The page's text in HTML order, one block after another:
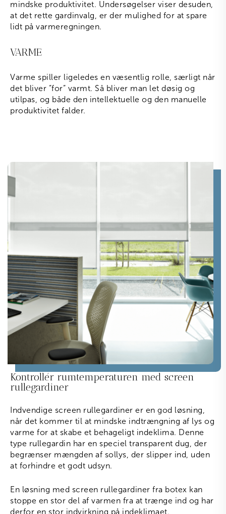
mindske produktivitet. Undersøgelser viser desuden,
at det rette gardinvalg, er der mulighed for at spare
lidt på varmeregningen.
VARME
Varme spiller ligeledes en væsentlig rolle, særligt når
det bliver ”for” varmt. Så bliver man let døsig og
utilpas, og både den intellektuelle og den manuelle
produktivitet falder.
Kontrollér rumtemperaturen med screen
rullegardiner
Indvendige screen rullegardiner er en god løsning,
når det kommer til at mindske indtrængning af lys og
varme for at skabe et behageligt indeklima. Denne
type rullegardin har en speciel transparent dug, der
begrænser mængden af sollys, der slipper ind, uden
at forhindre et godt udsyn.
En løsning med screen rullegardiner fra botex kan
stoppe en stor del af varmen fra at trænge ind og har
derfor en stor indvirkning på indeklimaet.